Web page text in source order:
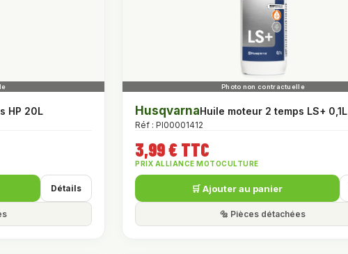
HP 20L
Détails
HusqvarnaHuile moteur 2 temps LS+ 0,1L
Réf : PI00001412
3,99 € TTC
PRIX ALLIANCE MOTOCULTURE
🛒 Ajouter au panier
🔩 Pièces détachées